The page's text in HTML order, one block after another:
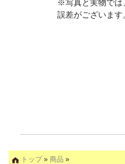
※写真と実物では
誤差がございます
トップ» 商品 »